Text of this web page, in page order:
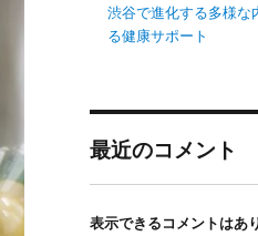
渋谷で進化する多様な
る健康サポート
最近のコメント
表示できるコメントはあ